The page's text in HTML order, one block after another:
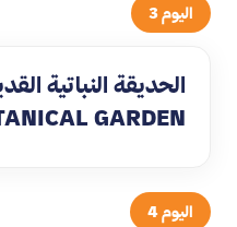
اليوم 3
GARDEN
اليوم 4